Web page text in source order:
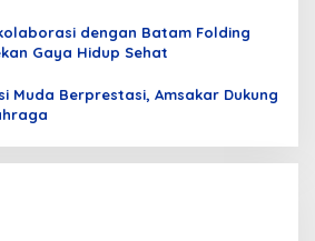
dengan Batam Folding
Gaya Hidup Sehat
Muda Berprestasi, Amsakar Dukung